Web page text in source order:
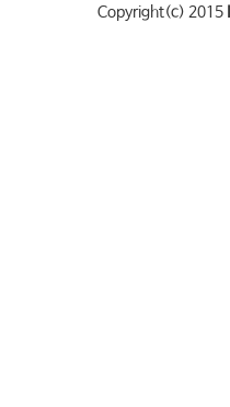
Copyright(c) 2015